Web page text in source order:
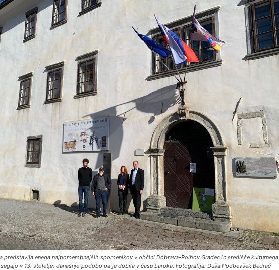
predstavlja enega najpomembnejših spomenikov v občini Dobrava-Polhov Gradec in središče kulturnega
v 13. stoletje, današnjo podobo pa je dobila v času baroka. Fotografija: Duša Podbevšek Bedrač